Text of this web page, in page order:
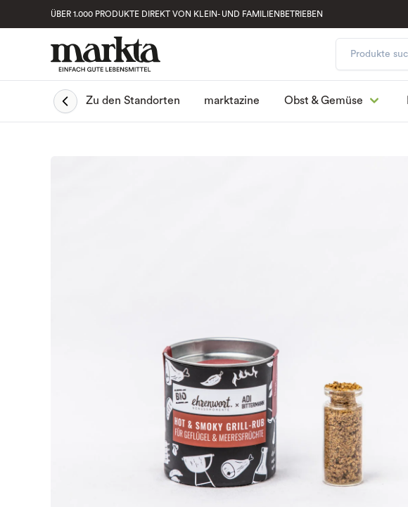
ÜBER 1.000 PRODUKTE DIREKT VON KLEIN- UND FAMILIENBETRIEBEN
Zu den Standorten marktazine Obst & Gemüse